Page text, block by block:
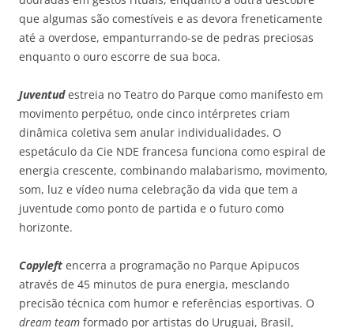
que algumas são comestíveis e as devora freneticamente
até a overdose, empanturrando-se de pedras preciosas
enquanto o ouro escorre de sua boca.
Juventudestreia no Teatro do Parque como manifesto em
movimento perpétuo, onde cinco intérpretes criam
dinâmica coletiva sem anular individualidades. O
espetáculo da Cie NDE francesa funciona como espiral de
energia crescente, combinando malabarismo, movimento,
som, luz e vídeo numa celebração da vida que tem a
juventude como ponto de partida e o futuro como
horizonte.
Copyleft encerra a programação no Parque Apipucos
através de 45 minutos de pura energia, mesclando
precisão técnica com humor e referências esportivas. O
dream team formado por artistas do Uruguai, Brasil,